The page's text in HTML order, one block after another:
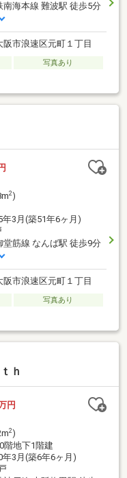
南海本線 難波駅 徒歩5分
阪市浪速区元町１丁目
写真あり
2)
年3月(築51年6ヶ月)
堂筋線 なんば駅 徒歩9分
阪市浪速区元町１丁目
写真あり
ｈ
円
2)
階地下1階建
年3月(築6年6ヶ月)